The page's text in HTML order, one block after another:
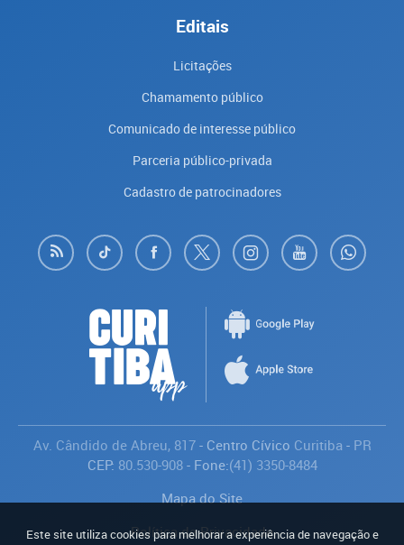
Editais
Licitações
Chamamento público
Comunicado de interesse público
Parceria público-privada
Cadastro de patrocinadores
Av. Cândido de Abreu, 817- Centro Cívico Curitiba - PR
CEP: 80.530-908- Fone:(41) 3350-8484
Mapa do Site
Política de Privacidade
Este site utiliza cookies para melhorar a experiência de navegação e